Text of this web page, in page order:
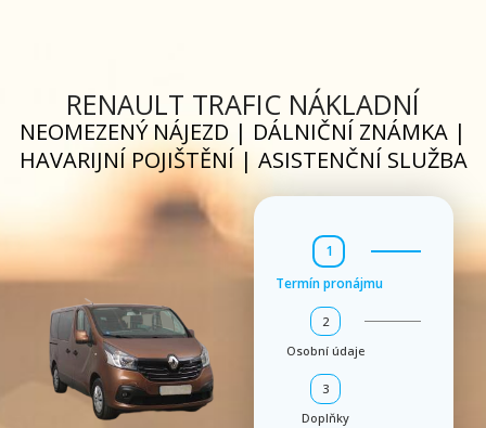
RENAULT TRAFIC NÁKLADNÍ
NEOMEZENÝ NÁJEZD | DÁLNIČNÍ ZNÁMKA |
HAVARIJNÍ POJIŠTĚNÍ | ASISTENČNÍ SLUŽBA
1
Termín pronájmu
2
Osobní údaje
3
Doplňky